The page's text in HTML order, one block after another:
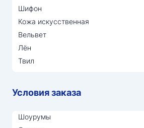
Шифон
Кожа искусственная
Вельвет
Лён
Твил
Условия заказа
Шоурумы